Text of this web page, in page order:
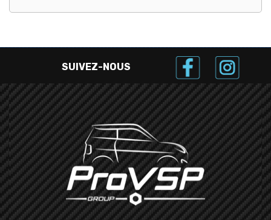
SUIVEZ-NOUS